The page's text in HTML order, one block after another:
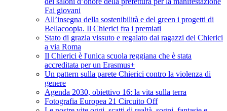
Fai giovani
All’insegna della sostenibilità e del green i progetti di
Bellacoopia. Il Chierici fra i premiati
Stato di grazia vissuto e regalato dai ragazzi del Chierici
a via Roma
Il Chierici è l'unica scuola reggiana che è stata
accreditata per un Erasmus+
Un pattern sulla parete Chierici contro la violenza di
genere
Agenda 2030, obiettivo 16: la vita sulla terra
Fotografia Europea 21 Circuito Off